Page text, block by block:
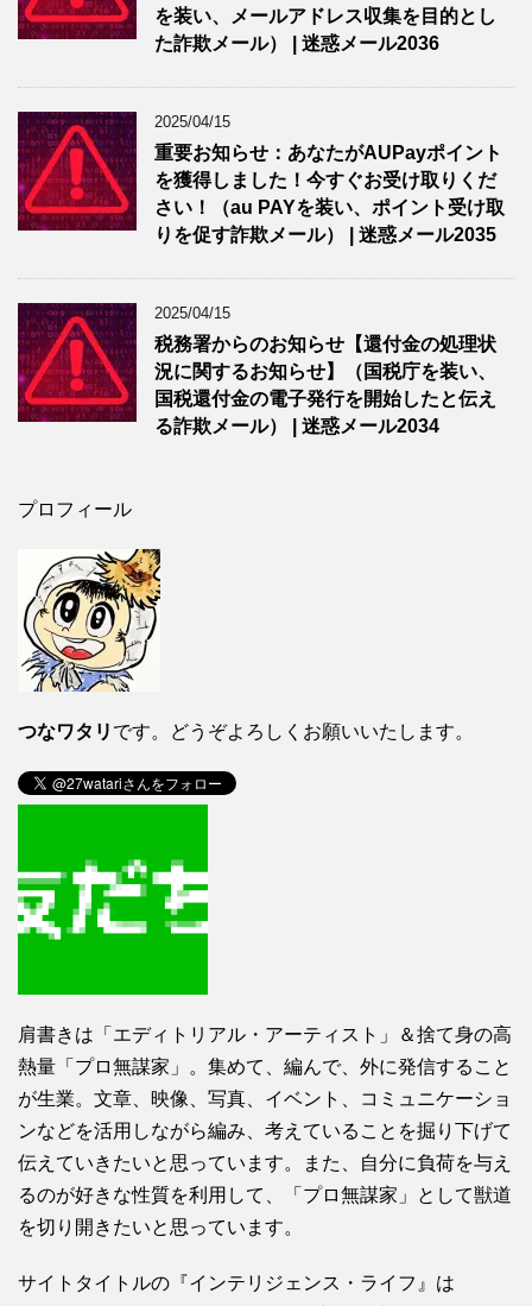
を装い、メールアドレス収集を目的とし
た詐欺メール） | 迷惑メール2036
2025/04/15
重要お知らせ：あなたがAUPayポイント
を獲得しました！今すぐお受け取りくだ
さい！（au PAYを装い、ポイント受け取
りを促す詐欺メール） | 迷惑メール2035
2025/04/15
税務署からのお知らせ【還付金の処理状
況に関するお知らせ】（国税庁を装い、
国税還付金の電子発行を開始したと伝え
る詐欺メール） | 迷惑メール2034
プロフィール
つなワタリ です。どうぞよろしくお願いいたします。
肩書きは「エディトリアル・アーティスト」＆捨て身の高
熱量「プロ無謀家」。集めて、編んで、外に発信すること
が生業。文章、映像、写真、イベント、コミュニケーショ
ンなどを活用しながら編み、考えていることを掘り下げて
伝えていきたいと思っています。また、自分に負荷を与え
るのが好きな性質を利用して、「プロ無謀家」として獣道
を切り開きたいと思っています。
サイトタイトルの『インテリジェンス・ライフ』は